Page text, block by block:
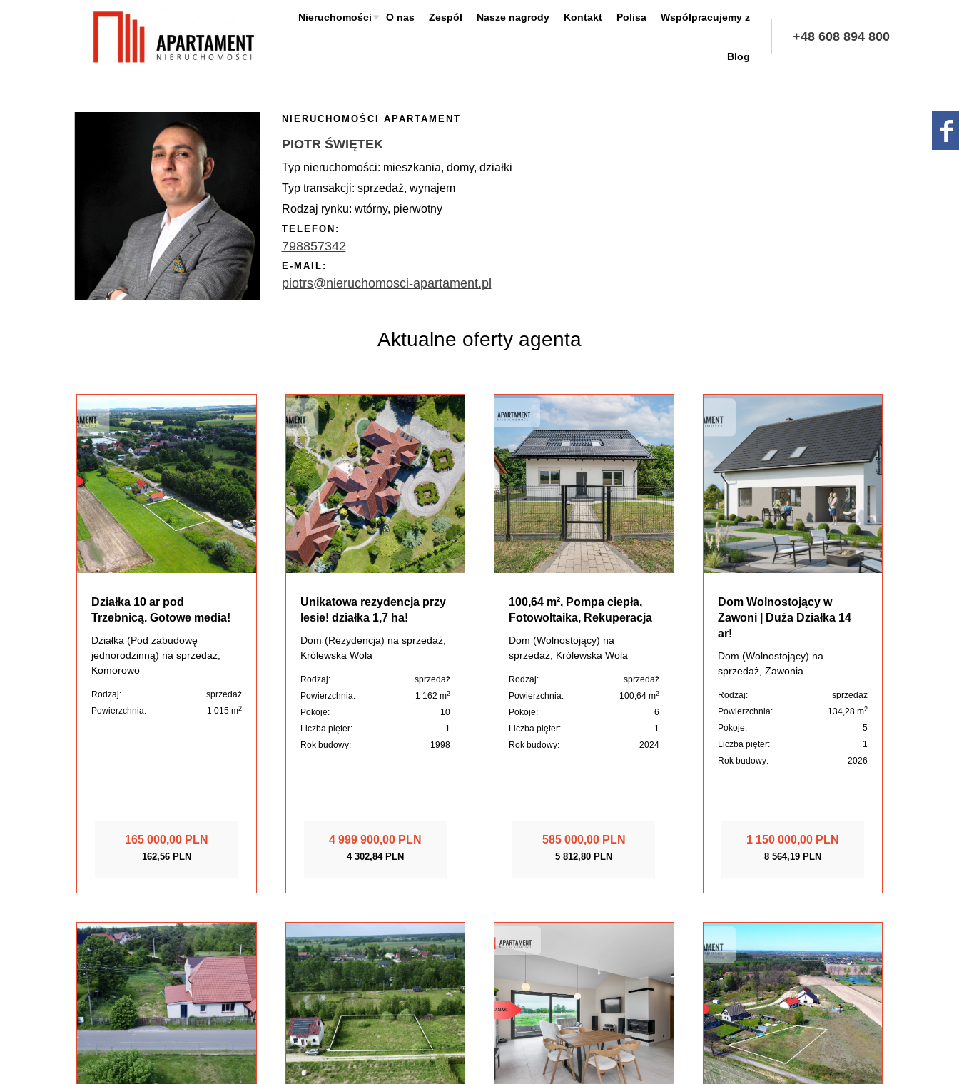
Nieruchomości O nas Zespół Nasze nagrody Kontakt Polisa Współpracujemy z
Blog
+48 608 894 800
NIERUCHOMOŚCI APARTAMENT
PIOTR ŚWIĘTEK
Typ nieruchomości: mieszkania, domy, działki
Typ transakcji: sprzedaż, wynajem
Rodzaj rynku: wtórny, pierwotny
TELEFON:
798857342
E-MAIL:
piotrs@nieruchomosci-apartament.pl
Aktualne oferty agenta
Działka 10 ar pod
Trzebnicą. Gotowe media!
Działka (Pod zabudowę
jednorodzinną) na sprzedaż,
Komorowo
Rodzaj:
sprzedaż
Powierzchnia:
1 015 m2
165 000,00 PLN
162,56 PLN
Unikatowa rezydencja przy
lesie! działka 1,7 ha!
Dom (Rezydencja) na sprzedaż,
Królewska Wola
Rodzaj:
sprzedaż
Powierzchnia:
1 162 m2
Pokoje:
10
Liczba pięter:
1
Rok budowy:
1998
4 999 900,00 PLN
4 302,84 PLN
100,64 m², Pompa ciepła,
Fotowoltaika, Rekuperacja
Dom (Wolnostojący) na
sprzedaż, Królewska Wola
Rodzaj:
sprzedaż
Powierzchnia:
100,64 m2
Pokoje:
6
Liczba pięter:
1
Rok budowy:
2024
585 000,00 PLN
5 812,80 PLN
Dom Wolnostojący w
Zawoni | Duża Działka 14
ar!
Dom (Wolnostojący) na
sprzedaż, Zawonia
Rodzaj:
sprzedaż
Powierzchnia:
134,28 m2
Pokoje:
5
Liczba pięter:
1
Rok budowy:
2026
1 150 000,00 PLN
8 564,19 PLN